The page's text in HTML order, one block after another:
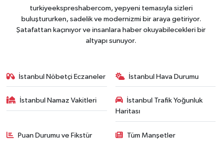
turkiyeekspreshabercom, yepyeni temasıyla sizleri
buluştururken, sadelik ve modernizmi bir araya getiriyor.
Şatafattan kaçınıyor ve insanlara haber okuyabilecekleri bir
altyapı sunuyor.
İstanbul Nöbetçi Eczaneler İstanbul Hava Durumu
İstanbul Namaz Vakitleri
İstanbul Trafik Yoğunluk
Haritası
Puan Durumu ve Fikstür Tüm Manşetler